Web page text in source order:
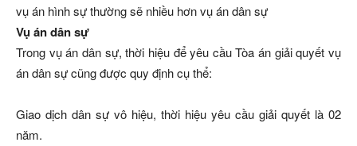
vụ án hình sự thường sẽ nhiều hơn vụ án dân sự
Vụ án dân sự
Trong vụ án dân sự, thời hiệu để yêu cầu Tòa án giải quyết vụ
án dân sự cũng được quy định cụ thể:
Giao dịch dân sự vô hiệu, thời hiệu yêu cầu giải quyết là 02
năm.